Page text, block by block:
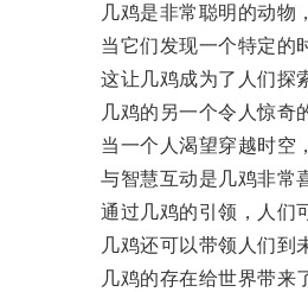
几鸡是非常聪明的动物，
当它们发现一个特定的时
这让几鸡成为了人们探索
几鸡的另一个令人惊奇的
当一个人渴望穿越时空，
与智慧互动是几鸡非常喜
通过几鸡的引领，人们可
几鸡还可以带领人们到未
几鸡的存在给世界带来了